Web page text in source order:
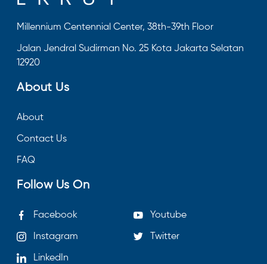
Millennium Centennial Center, 38th-39th Floor
Jalan Jendral Sudirman No. 25 Kota Jakarta Selatan
12920
About Us
About
Contact Us
FAQ
Follow Us On
Facebook Youtube
Instagram Twitter
LinkedIn